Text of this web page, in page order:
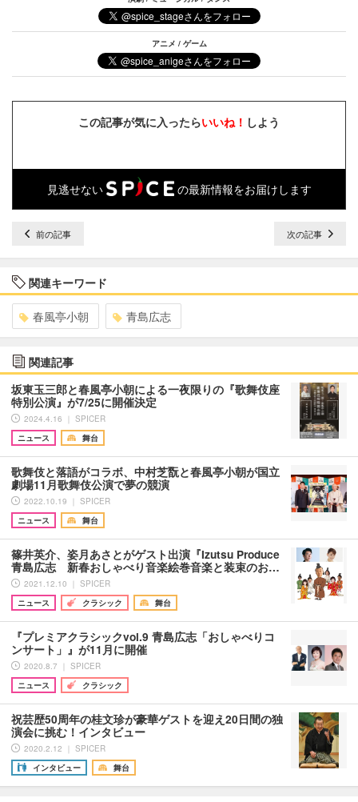
アニメ / ゲーム
この記事が気に入ったらいいね！ しよう
見逃せない の最新情報をお届けします
前の記事 次の記事
関連キーワード
春風亭小朝 青島広志
関連記事
坂東玉三郎と春風亭小朝による一夜限りの『歌舞伎座
特別公演』が7/25に開催決定
2024.4.16 ｜ SPICER
ニュース
舞台
歌舞伎と落語がコラボ、中村芝翫と春風亭小朝が国立
劇場11月歌舞伎公演で夢の競演
2022.10.19 ｜ SPICER
ニュース
舞台
篠井英介、姿月あさとがゲスト出演『Izutsu Produce
青島広志 新春おしゃべり音楽絵巻音楽と装束のお…
2021.12.10 ｜ SPICER
ニュース
クラシック 舞台
『プレミアクラシックvol.9 青島広志「おしゃべりコ
ンサート」』が11月に開催
2020.8.7 ｜ SPICER
ニュース
クラシック
祝芸歴50周年の桂文珍が豪華ゲストを迎え20日間の独
演会に挑む！インタビュー
2020.2.12 ｜ SPICER
インタビュー
舞台